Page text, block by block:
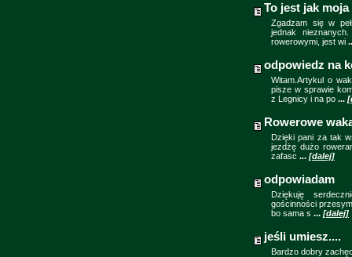
To jest jak moja
Zgadzam się w
jednak
rowerowymi, jest wi
odpowiedz na
Witam.Artykul o
pisze w sprawie
z Legnicy i na po ...
Rowerowe
Dzięki pani za tak
jezdżę dużo
zafasc ... [dalej]
odpowiadam
Dziękuję
gościnności
bo sama s ... [dalej]
jeśli umiesz....
Bardzo dobry